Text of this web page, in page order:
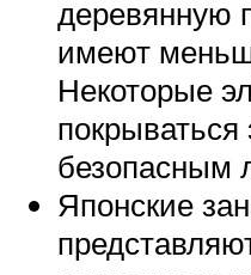
деревянную
имеют
Некоторые
покрываться
безопасным
Японские